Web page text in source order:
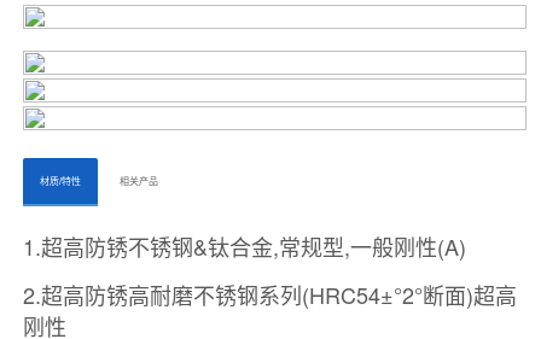
ㅤㅤ材质/特性ㅤㅤ ㅤㅤ相关产品ㅤㅤㅤ